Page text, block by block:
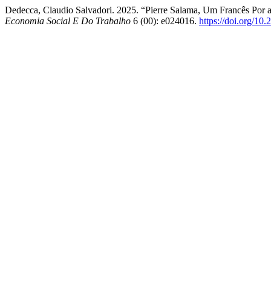
Dedecca, Claudio Salvadori. 2025. “Pierre Salama, Um Francês
Economia Social E Do Trabalho 6 (00): e024016. https://doi.org/